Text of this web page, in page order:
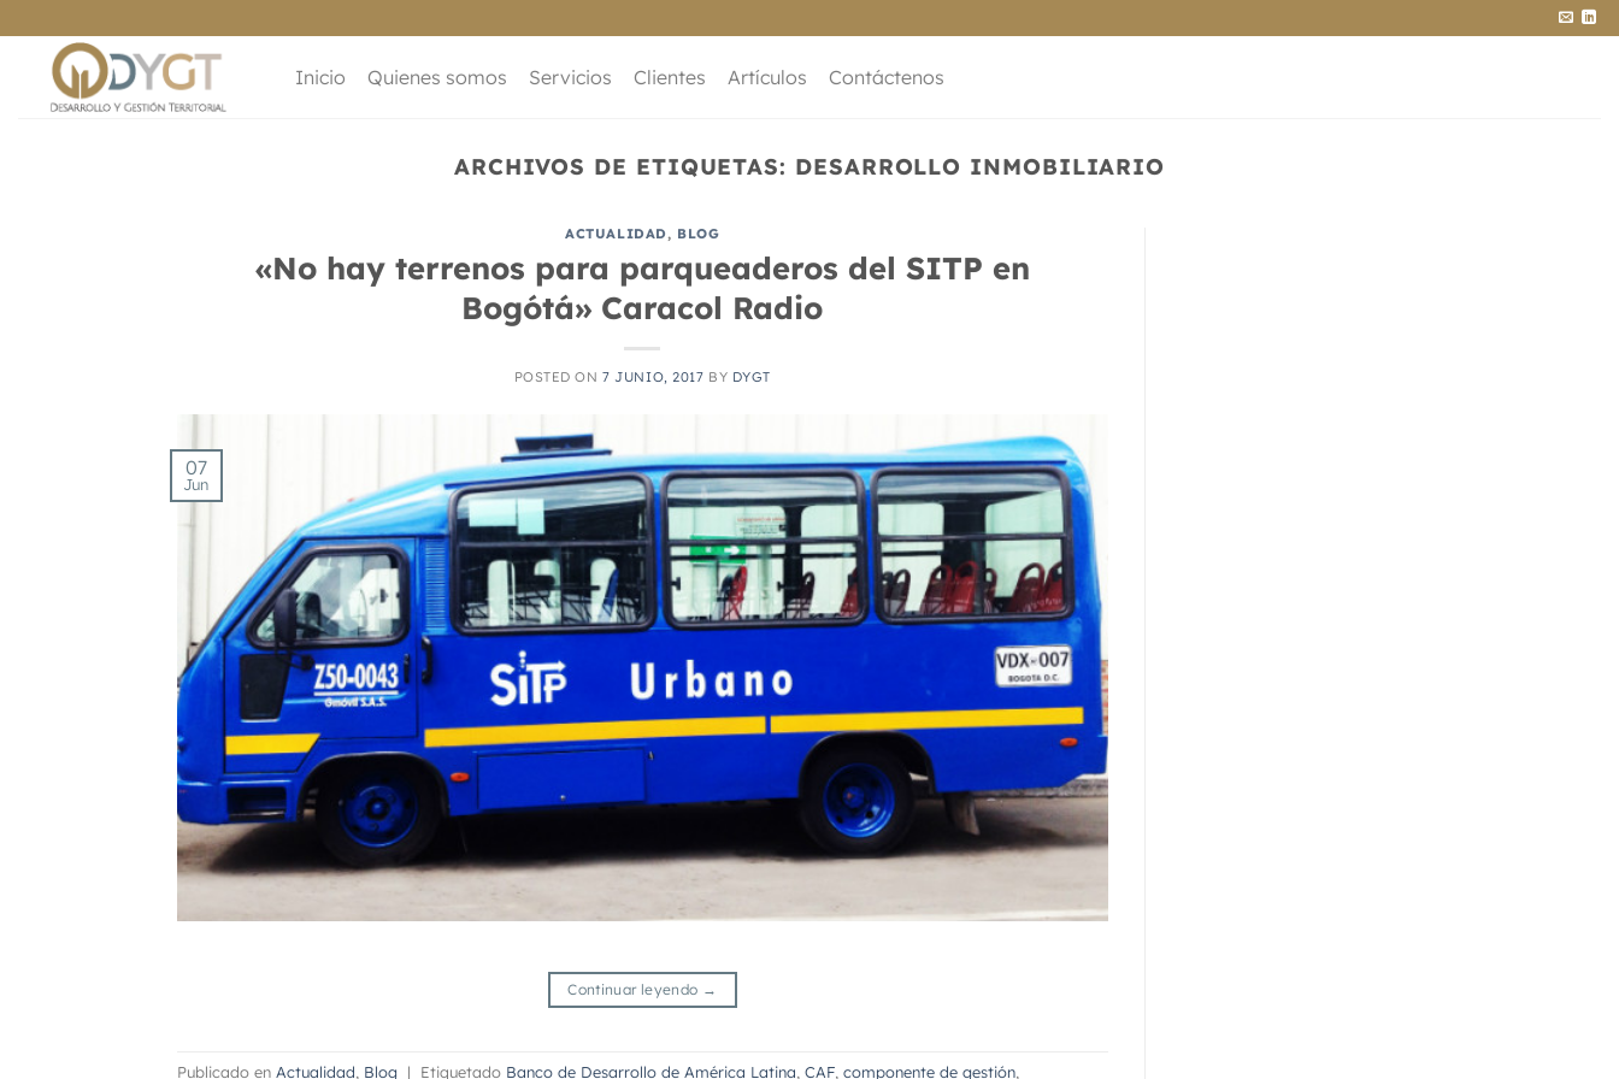
al
contenido
Inicio Quienes somos Servicios Clientes Artículos Contáctenos
ARCHIVOS DE ETIQUETAS: DESARROLLO INMOBILIARIO
ACTUALIDAD, BLOG
«No hay terrenos para parqueaderos del SITP en
Bogótá» Caracol Radio
POSTED ON7 JUNIO, 2017 BY DYGT
07
Jun
Continuar leyendo →
Publicado en Actualidad, Blog | Etiquetado Banco de Desarrollo de América Latina, CAF, componente de gestión,